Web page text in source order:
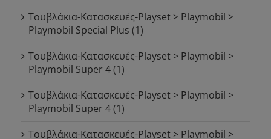
Τουβλάκια-Κατασκευές-Playset > Playmobil >
Playmobil Special Plus (1)
Τουβλάκια-Κατασκευές-Playset > Playmobil >
Playmobil Super 4(1)
Τουβλάκια-Κατασκευές-Playset > Playmobil >
Playmobil Super 4(1)
Τουβλάκια-Κατασκευές-Playset > Playmobil >